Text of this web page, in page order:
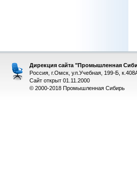
Дирекция сайта "Промышленная
Россия, г.Омск, ул.Учебная, 199-Б,
Сайт открыт 01.11.2000
© 2000-2018 Промышленная Сибирь